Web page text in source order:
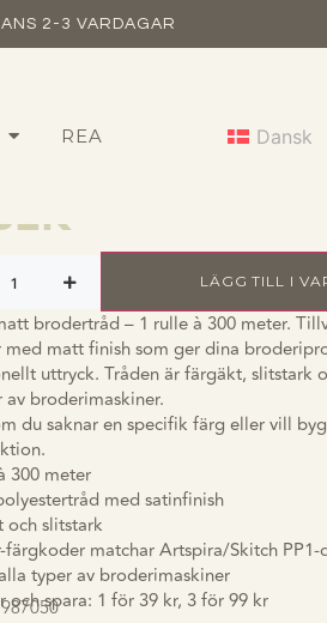
2-3 VARDAGAR
REA Dansk
matt
LÄGG TILL I
brodertråd – 1 rulle à 300 meter.
med matt finish som ger dina
uttryck. Tråden är färgäkt, slitstark
broderimaskiner.
du saknar en specifik färg eller vill
300 meter
med satinfinish
och slitstark
färgkoder matchar Artspira/Skitch PP1-
typer av broderimaskiner
och spara: 1 för 39 kr, 3 för 99 kr